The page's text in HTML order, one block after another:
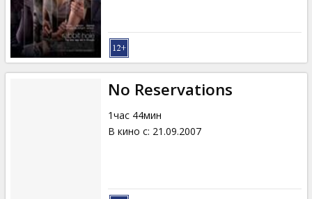
No Reservations
1час 44мин
В кино с: 21.09.2007